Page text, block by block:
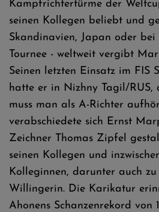
Kampfrichtertürme der
seinen Kollegen beliebt und
Skandinavien, Japan oder bei
Tournee - weltweit vergibt
Seinen letzten Einsatz im FIS
hatte er in Nizhny Tagil/RUS,
muss man als A-Richter
verabschiedete sich Ernst
Zeichner Thomas Zipfel
seinen Kollegen und
Kolleginnen, darunter auch
Willingerin. Die Karikatur
Ahonens Schanzenrekord von